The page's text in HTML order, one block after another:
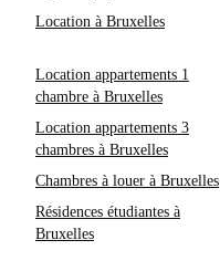
Location à Bruxelles
Location appartements 1
chambre à Bruxelles
Location appartements 3
chambres à Bruxelles
Chambres à louer à Bruxelles
Résidences étudiantes à
Bruxelles